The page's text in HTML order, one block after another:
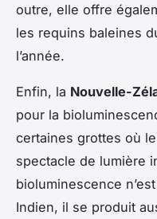
outre, elle offre
les requins baleines
l’année.
Enfin, la Nouvelle-
pour la
certaines grottes où
spectacle de lumière
bioluminescence
Indien, il se produit